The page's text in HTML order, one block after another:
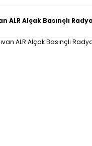
ALR Alçak Basınçlı